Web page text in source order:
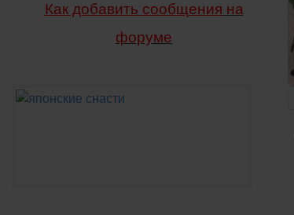
Как добавить сообщения на
форуме